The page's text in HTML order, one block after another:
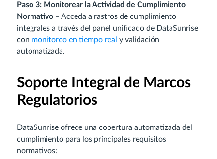
Paso 3: Monitorear la Actividad de Cumplimiento
Normativo – Acceda a rastros de cumplimiento
integrales a través del panel unificado de DataSunrise
con monitoreo en tiempo real y validación
automatizada.
Soporte Integral de Marcos
Regulatorios
DataSunrise ofrece una cobertura automatizada del
cumplimiento para los principales requisitos
normativos: